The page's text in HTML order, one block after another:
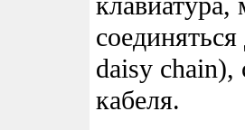
daisy chain),
кабеля.